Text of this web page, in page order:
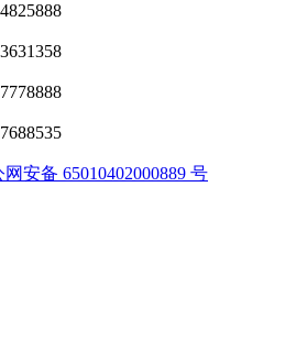
安备 65010402000889 号